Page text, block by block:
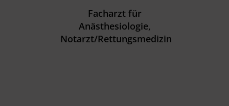
Facharzt für
Anästhesiologie,
Notarzt/Rettungsmedizin